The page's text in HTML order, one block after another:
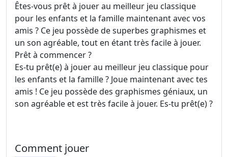
Êtes-vous prêt à jouer au meilleur jeu classique
pour les enfants et la famille maintenant avec vos
amis ? Ce jeu possède de superbes graphismes et
un son agréable, tout en étant très facile à jouer.
Prêt à commencer ?
Es-tu prêt(e) à jouer au meilleur jeu classique pour
les enfants et la famille ? Joue maintenant avec tes
amis ! Ce jeu possède des graphismes géniaux, un
son agréable et est très facile à jouer. Es-tu prêt(e) ?
Comment jouer